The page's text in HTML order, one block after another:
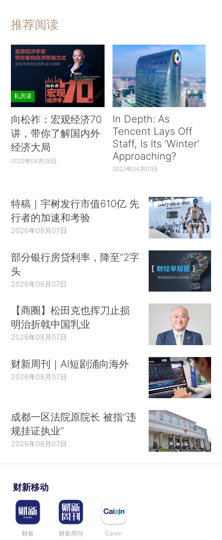
推荐阅读
私房课
向松祚：宏观经济70
讲，带你了解国内外
经济大局
2022年04月06日
In Depth: As
Tencent Lays Off
Staff, Is Its ‘Winter’
Approaching?
2022年04月01日
特稿｜宇树发行市值610亿 先
行者的加速和考验
2026年08月07日
部分银行房贷利率，降至“2字
头
2026年08月07日
【商圈】松田克也挥刀止损
明治折戟中国乳业
2026年08月07日
财新周刊｜AI短剧涌向海外
2026年08月07日
成都一区法院原院长 被指“违
规挂证执业”
2026年08月07日
财新移动
财新 财新周刊 Caixin